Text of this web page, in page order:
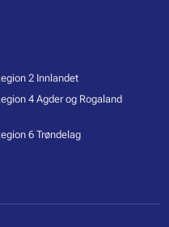
2 Innlandet
4 Agder og Rogaland
6 Trøndelag